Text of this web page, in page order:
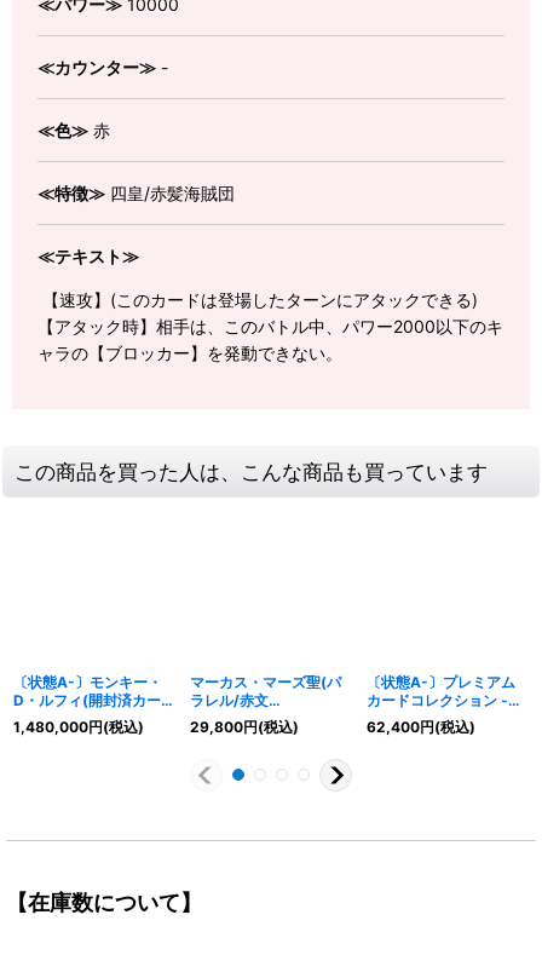
≪パワー≫ 10000
≪カウンター≫ -
≪色≫ 赤
≪特徴≫ 四皇/赤髪海賊団
≪テキスト≫
【速攻】(このカードは登場したターンにアタックできる)
【アタック時】相手は、このバトル中、パワー2000以下のキ
ャラの【ブロッカー】を発動できない。
この商品を買った人は、こんな商品も買っています
〔状態A-〕モンキー・
D・ルフィ(開封済カード
のみ/シリアル/漫画絵)
【SR】{OP07-109}
1,480,000円(税込)
マーカス・マーズ聖(パ
ラレル/赤文
字/illust:Gege
Akutami)【R/P】
29,800円(税込)
〔状態A-〕プレミアム
カードコレクション -熊
本スペシャル-【未開封
BOX】{-}
62,400円(税込)
【在庫数について】